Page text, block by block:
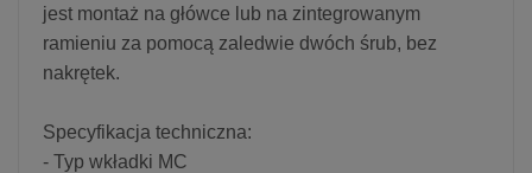
jest montaż na główce lub na zintegrowanym
ramieniu za pomocą zaledwie dwóch śrub, bez
nakrętek.
Specyfikacja techniczna:
- Typ wkładki MC